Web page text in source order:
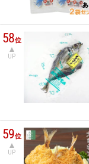
58位
UP
59位
UP